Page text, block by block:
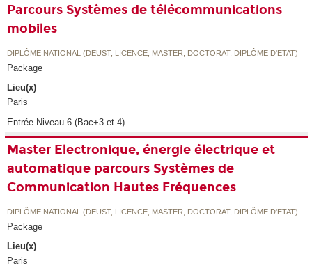
Parcours Systèmes de télécommunications
mobiles
DIPLÔME NATIONAL (DEUST, LICENCE, MASTER, DOCTORAT, DIPLÔME D'ETAT)
Package
Lieu(x)
Paris
Entrée Niveau 6 (Bac+3 et 4)
Master Electronique, énergie électrique et
automatique parcours Systèmes de
Communication Hautes Fréquences
DIPLÔME NATIONAL (DEUST, LICENCE, MASTER, DOCTORAT, DIPLÔME D'ETAT)
Package
Lieu(x)
Paris